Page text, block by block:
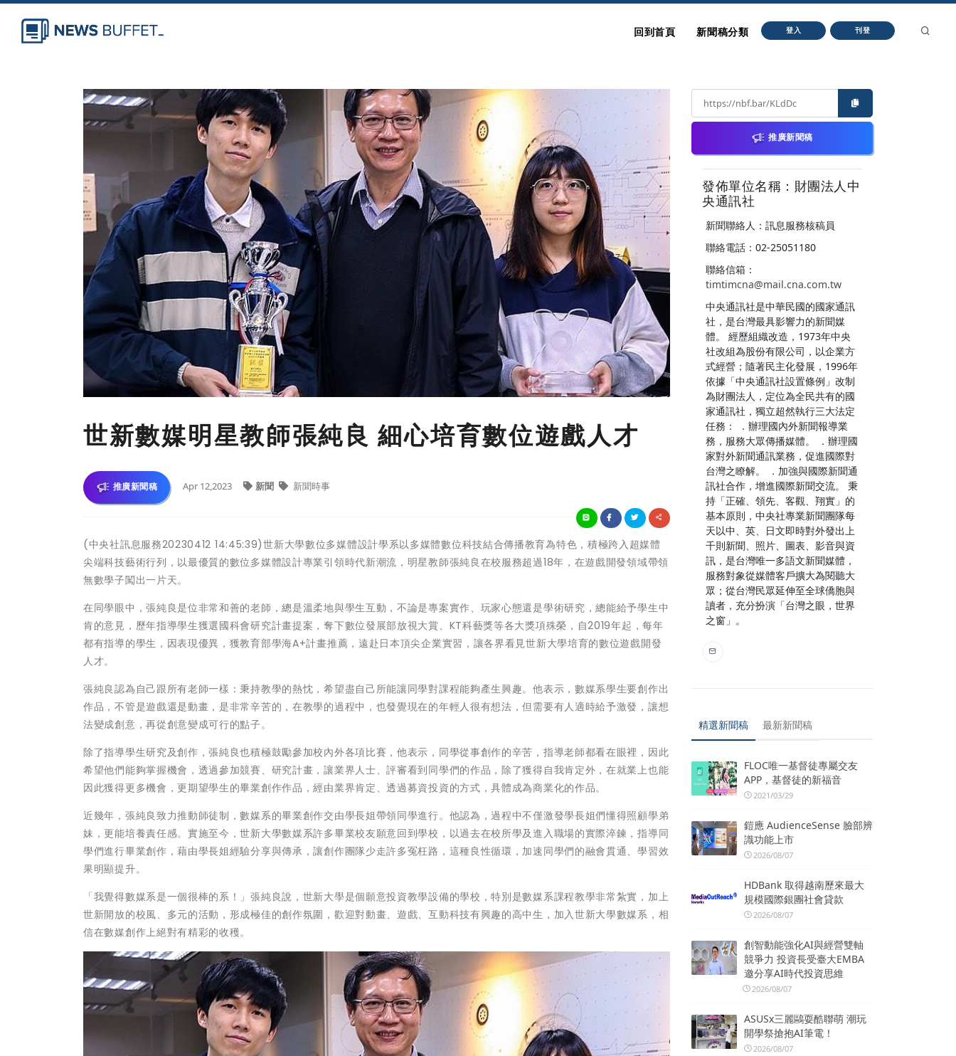
回到首頁 新聞稿分類 登入 刊登
世新數媒明星教師張純良 細心培育數位遊戲人才
推廣新聞稿 Apr 12,2023 新聞 新聞時事
(中央社訊息服務20230412 14:45:39)世新大學數位多媒體設計學系以多媒體數位科技結合傳播教育為特色，積極跨入超媒體
尖端科技藝術行列，以最優質的數位多媒體設計專業引領時代新潮流，明星教師張純良在校服務超過18年，在遊戲開發領域帶領
無數學子闖出一片天。
在同學眼中，張純良是位非常和善的老師，總是溫柔地與學生互動，不論是專案實作、玩家心態還是學術研究，總能給予學生中
肯的意見，歷年指導學生獲選國科會研究計畫提案，奪下數位發展部放視大賞、KT科藝獎等各大獎項殊榮，自2019年起，每年
都有指導的學生，因表現優異，獲教育部學海A+計畫推薦，遠赴日本頂尖企業實習，讓各界看見世新大學培育的數位遊戲開發
人才。
張純良認為自己跟所有老師一樣：秉持教學的熱忱，希望盡自己所能讓同學對課程能夠產生興趣。他表示，數媒系學生要創作出
作品，不管是遊戲還是動畫，是非常辛苦的，在教學的過程中，也發覺現在的年輕人很有想法，但需要有人適時給予激發，讓想
法變成創意，再從創意變成可行的點子。
除了指導學生研究及創作，張純良也積極鼓勵參加校內外各項比賽，他表示，同學從事創作的辛苦，指導老師都看在眼裡，因此
希望他們能夠掌握機會，透過參加競賽、研究計畫，讓業界人士、評審看到同學們的作品，除了獲得自我肯定外，在就業上也能
因此獲得更多機會，更期望學生的畢業創作作品，經由業界肯定、透過募資投資的方式，具體成為商業化的作品。
近幾年，張純良致力推動師徒制，數媒系的畢業創作交由學長姐帶領同學進行。他認為，過程中不僅激發學長姐們懂得照顧學弟
妹，更能培養責任感。實施至今，世新大學數媒系許多畢業校友願意回到學校，以過去在校所學及進入職場的實際淬鍊，指導同
學們進行畢業創作，藉由學長姐經驗分享與傳承，讓創作團隊少走許多冤枉路，這種良性循環，加速同學們的融會貫通、學習效
果明顯提升。
「我覺得數媒系是一個很棒的系！」張純良說，世新大學是個願意投資教學設備的學校，特別是數媒系課程教學非常紮實，加上
世新開放的校風、多元的活動，形成極佳的創作氛圍，歡迎對動畫、遊戲、互動科技有興趣的高中生，加入世新大學數媒系，相
信在數媒創作上絕對有精彩的收穫。
推廣新聞稿
發佈單位名稱：財團法人中
央通訊社
新聞聯絡人：訊息服務核稿員
聯絡電話：02-25051180
聯絡信箱：
timtimcna@mail.cna.com.tw
中央通訊社是中華民國的國家通訊
社，是台灣最具影響力的新聞媒
體。 經歷組織改造，1973年中央
社改組為股份有限公司，以企業方
式經營；隨著民主化發展，1996年
依據「中央通訊社設置條例」改制
為財團法人，定位為全民共有的國
家通訊社，獨立超然執行三大法定
任務： ．辦理國內外新聞報導業
務，服務大眾傳播媒體。 ．辦理國
家對外新聞通訊業務，促進國際對
台灣之瞭解。 ．加強與國際新聞通
訊社合作，增進國際新聞交流。 秉
持「正確、領先、客觀、翔實」的
基本原則，中央社專業新聞團隊每
天以中、英、日文即時對外發出上
千則新聞、照片、圖表、影音與資
訊，是台灣唯一多語文新聞媒體，
服務對象從媒體客戶擴大為閱聽大
眾；從台灣民眾延伸至全球僑胞與
讀者，充分扮演「台灣之眼，世界
之窗」。
精選新聞稿 最新新聞稿
FLOC唯一基督徒專屬交友
APP，基督徒的新福音
2021/03/29
鎧應 AudienceSense 臉部辨
識功能上市
2026/08/07
HDBank 取得越南歷來最大
規模國際銀團社會貸款
2026/08/07
創智動能強化AI與經營雙軸
競爭力 投資長受臺大EMBA
邀分享AI時代投資思維
2026/08/07
ASUSx三麗鷗耍酷聯萌 潮玩
開學祭搶抱AI筆電！
2026/08/07